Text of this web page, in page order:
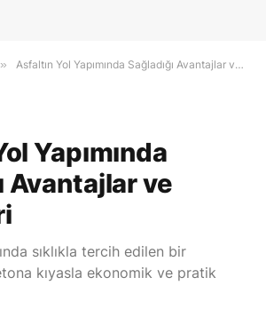
» Asfaltın Yol Yapımında Sağladığı Avantajlar ve Özellikleri
Yapımında
Avantajlar ve
sıklıkla tercih edilen bir
kıyasla ekonomik ve pratik